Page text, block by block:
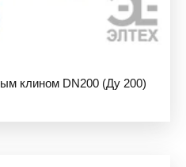
клином DN200 (Ду 200)